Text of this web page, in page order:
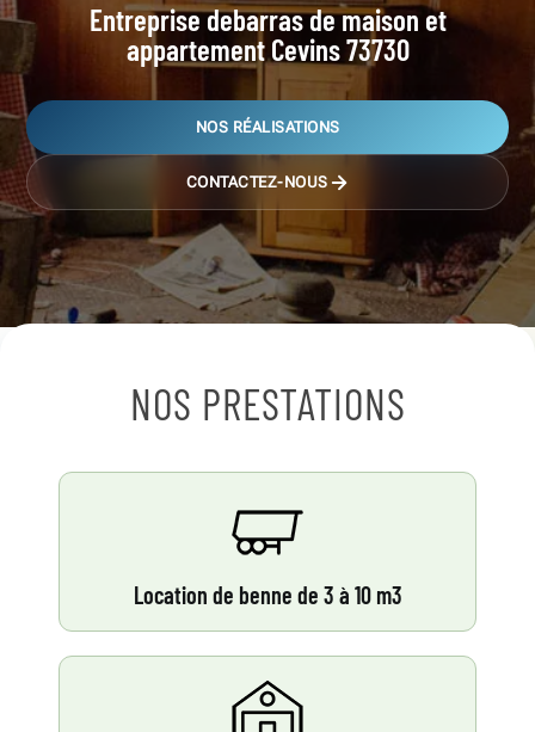
Entreprise debarras de maison et
appartement Cevins 73730
NOS RÉALISATIONS
CONTACTEZ-NOUS
NOS PRESTATIONS
Location de benne de 3 à 10 m3